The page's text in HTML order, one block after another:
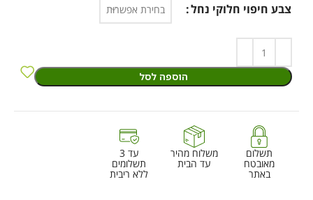
צבע חיפוי חלוקי נחל
הוספה לסל
תשלום
מאובטח
באתר
משלוח מהיר
עד הבית
עד 3
תשלומים
ללא ריבית